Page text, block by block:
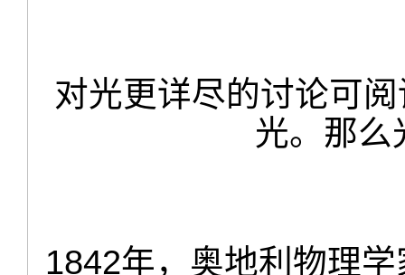
对光更详尽的讨论可
光。那么
1842年，奥地利物理